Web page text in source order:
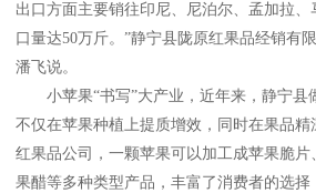
出口方面主要销往印尼、尼泊尔、孟加拉、
口量达50万斤。”静宁县陇原红果品经销有
潘飞说。
小苹果“书写”大产业，近年来，静宁县
不仅在苹果种植上提质增效，同时在果品
红果品公司，一颗苹果可以加工成苹果脆
果醋等多种类型产品，丰富了消费者的选择